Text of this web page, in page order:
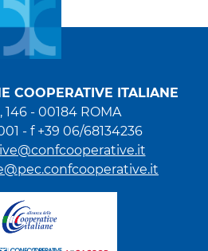
COOPERATIVE ITALIANE
146 - 00184 ROMA
- f +39 06/68134236